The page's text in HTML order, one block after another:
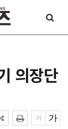
의장단